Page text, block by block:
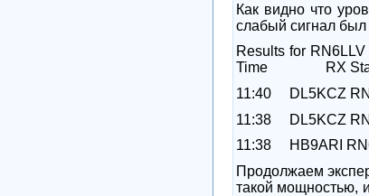
Как видно что
слабый сигнал был
Results for
Time
RX
11:40
DL5KCZ
11:38
DL5KCZ
11:38
HB9ARI
Продолжаем
такой мощностью,